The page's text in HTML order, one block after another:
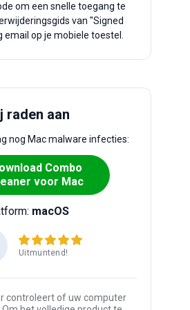
om een snelle toegang te
van "Signed
email op je mobiele toestel.
raden aan
nog Mac malware infecties:
Combo
voor Mac
macOS
Uitmuntend!
controleert of uw computer